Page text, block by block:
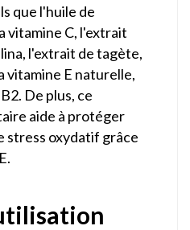
que l'huile de
vitamine C, l'extrait
l'extrait de tagète,
vitamine E naturelle,
De plus, ce
aide à protéger
stress oxydatif grâce